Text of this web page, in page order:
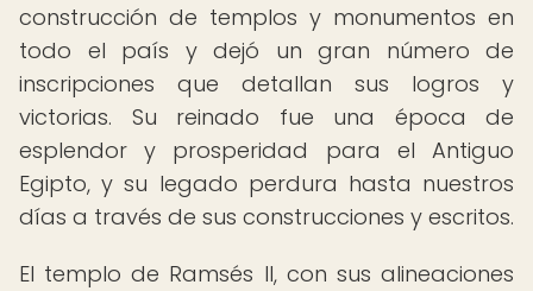
construcción de templos y monumentos en
todo el país y dejó un gran número de
inscripciones que detallan sus logros y
victorias. Su reinado fue una época de
esplendor y prosperidad para el Antiguo
Egipto, y su legado perdura hasta nuestros
días a través de sus construcciones y escritos.
El templo de Ramsés II, con sus alineaciones